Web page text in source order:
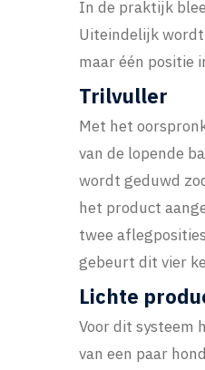
In de praktijk
Uiteindelijk
maar één positie
Trilvuller
Met het
van de lopende
wordt geduwd
het product
twee
gebeurt dit vier
Lichte
Voor dit systeem
van een paar